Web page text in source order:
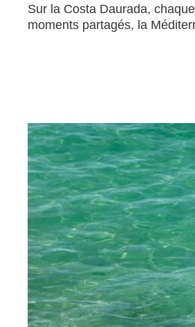
Sur la Costa Daurada,
moments partagés, la